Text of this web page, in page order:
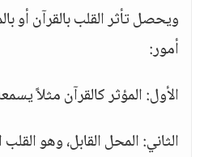
ويحصل تأثر القلب بالقرآن أو
أمور:
الأول: المؤثر كالقرآن مثلاً
الثاني: المحل القابل، وهو